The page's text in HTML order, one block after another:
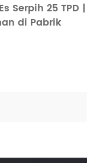
Serpih 25 TPD |
di Pabrik